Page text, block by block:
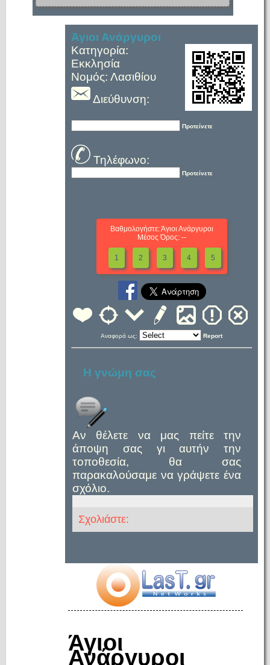
Άγιοι Ανάργυροι
Κατηγορία:
Εκκλησία
Νομός: Λασιθίου
Διεύθυνση:
Προτείνετε
Τηλέφωνο:
Προτείνετε
Βαθμολογήστε: Άγιοι Ανάργυροι
Μέσος Όρος: --
1 2 3 4 5
Αναφορά ως: Report
Η γνώμη σας
Αν θέλετε να μας πείτε την
άποψη σας γι αυτήν την
τοποθεσία, θα σας
παρακαλούσαμε να γράψετε ένα
σχόλιο.
Σχολιάστε:
Άγιοι
Ανάργυροι